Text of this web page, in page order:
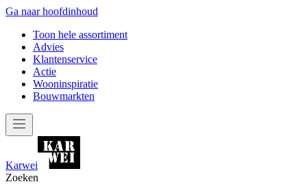
Ga naar hoofdinhoud
Toon hele assortiment
Advies
Klantenservice
Actie
Wooninspiratie
Bouwmarkten
Karwei
Zoeken